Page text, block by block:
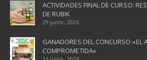
ACTIVIDADES FINAL DE CURSO:
DE RUBIK
29 junio, 2026
GANADORES DEL CONCURSO «EL
COMPROMETIDA»